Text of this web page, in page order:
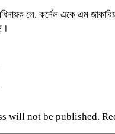
লে. কর্নেল একে এম
will not be published.